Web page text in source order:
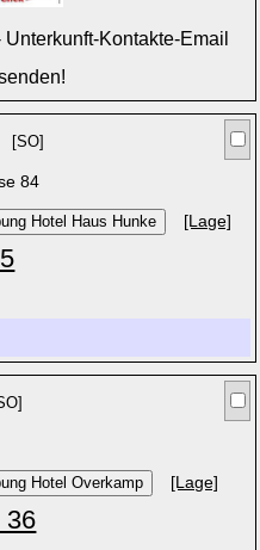
Unterkunft-Kontakte-Email
[SO]
84
[Lage]
[Lage]
36